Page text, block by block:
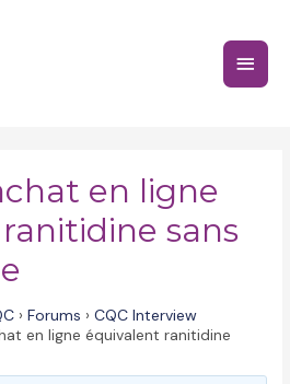
Main
en ligne
sans
› Forums › CQC Interview
en ligne équivalent ranitidine